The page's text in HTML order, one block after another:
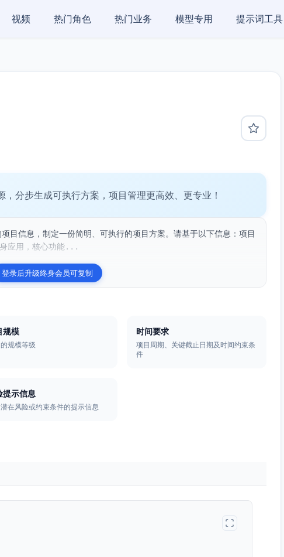
视频 热门角色 热门业务 模型专用 提示词工具
，分步生成可执行方案，项目管理更高效、更专业！
目信息，制定一份简明、可执行的项目方案。请基于以下信息：项目
应用，核心功能...
登录后升级终身会员可复制
规模
规模等级
时间要求
项目周期、关键截止日期及时间约束条
件
提示信息
在风险或约束条件的提示信息